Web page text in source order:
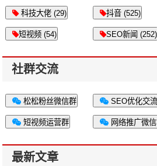
科技大佬 (29) 抖音 (525)
短视频 (54) SEO新闻 (252)
社群交流
松松粉丝微信群 SEO优化交
短视频运营群 网络推广微
最新文章